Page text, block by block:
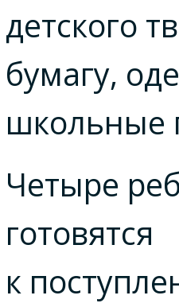
детского
бумагу,
школьные
Четыре
готовятся
к